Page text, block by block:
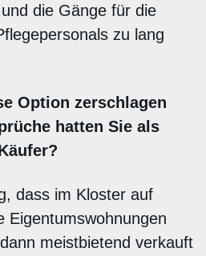
die Gänge für die
zu lang
Option zerschlagen
hatten Sie als
dass im Kloster auf
Eigentumswohnungen
meistbietend verkauft